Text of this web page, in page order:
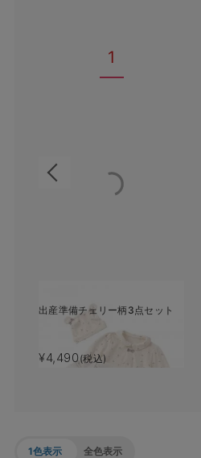
1
出産準備チェリー柄3点セット
¥4,490 (税込)
1色表示 全色表示